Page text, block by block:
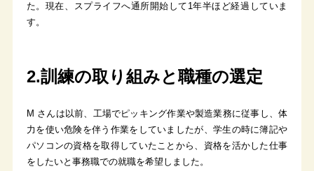
た。現在、スプライフへ通所開始して1年半ほど経過していま
す。
2.訓練の取り組みと職種の選定
M さんは以前、工場でピッキング作業や製造業務に従事し、体
力を使い危険を伴う作業をしていましたが、学生の時に簿記や
パソコンの資格を取得していたことから、資格を活かした仕事
をしたいと事務職での就職を希望しました。